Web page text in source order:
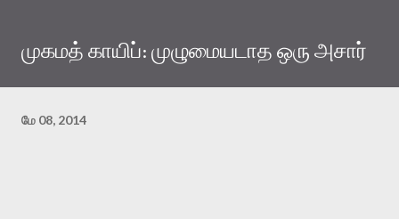
முகமத் காயிப்: முழுமையடாத ஒரு அசார்
மே 08, 2014